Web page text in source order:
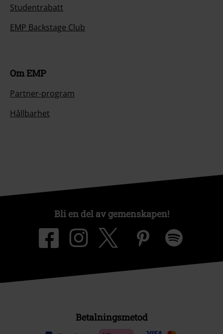
Studentrabatt
EMP Backstage Club
Om EMP
Partner-program
Hållbarhet
Bli en del av gemenskapen!
Betalningsmetod